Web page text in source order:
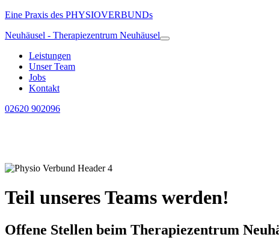
Eine Praxis des PHYSIOVERBUNDs
Neuhäusel - Therapiezentrum Neuhäusel
Leistungen
Unser Team
Jobs
Kontakt
02620 902096
Teil unseres Teams werden!
Offene Stellen beim Therapiezentrum